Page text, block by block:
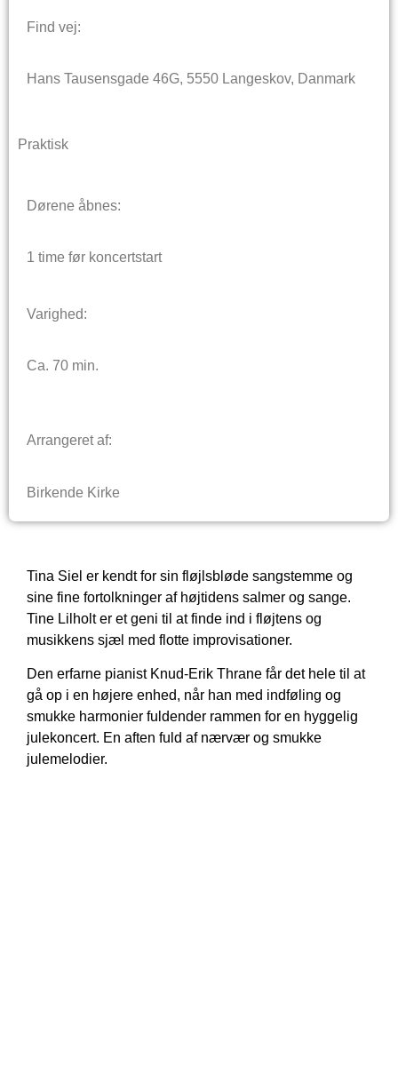
Tina Siel er kendt for sin fløjlsbløde sangstemme og
sine fine fortolkninger af højtidens salmer og sange.
Tine Lilholt er et geni til at finde ind i fløjtens og
musikkens sjæl med flotte improvisationer.
Den erfarne pianist Knud-Erik Thrane får det hele til at
gå op i en højere enhed, når han med indføling og
smukke harmonier fuldender rammen for en hyggelig
julekoncert. En aften fuld af nærvær og smukke
julemelodier.
Find vej:
Hans Tausensgade 46G, 5550 Langeskov, Danmark
Praktisk
Dørene åbnes:
1 time før koncertstart
Varighed:
Ca. 70 min.
Arrangeret af:
Birkende Kirke